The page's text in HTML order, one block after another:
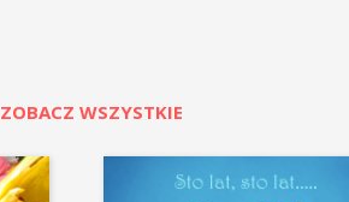
ZOBACZ WSZYSTKIE